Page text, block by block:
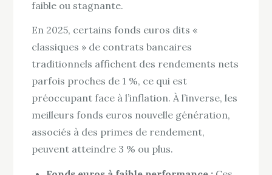
faible ou stagnante.
En 2025, certains fonds euros dits «
classiques » de contrats bancaires
traditionnels affichent des rendements nets
parfois proches de 1 %, ce qui est
préoccupant face à l’inflation. À l’inverse, les
meilleurs fonds euros nouvelle génération,
associés à des primes de rendement,
peuvent atteindre 3 % ou plus.